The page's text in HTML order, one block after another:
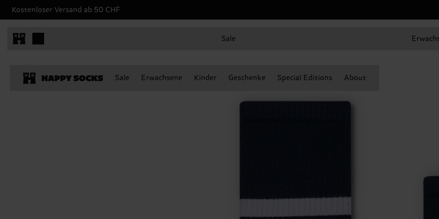
Kostenloser Versand ab 50 CHF
Sale
Sale Erwachsene Kinder Geschenke Special Editions About